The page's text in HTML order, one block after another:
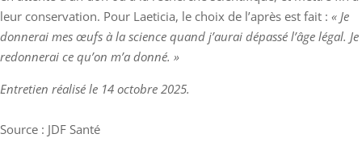
leur conservation. Pour Laeticia, le choix de l’après est fait : « Je
donnerai mes œufs à la science quand j’aurai dépassé l’âge légal. Je
redonnerai ce qu’on m’a donné. »
Entretien réalisé le 14 octobre 2025.
Source : JDF Santé